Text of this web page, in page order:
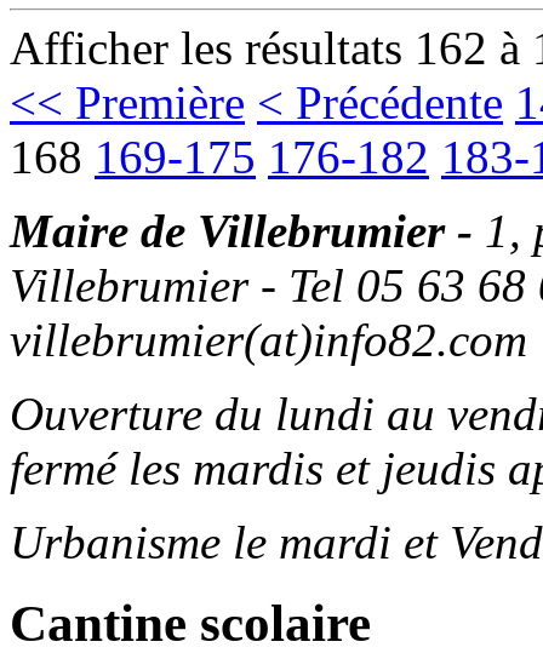
Afficher les résultats 162 à
<< Première < Précédente
168 169-175 176-182 183-
Maire de Villebrumier - 1,
Villebrumier - Tel 05 63
villebrumier(at)info82.com
Ouverture du lundi au
fermé les mardis et jeudis
Urbanisme le mardi et
Cantine scolaire